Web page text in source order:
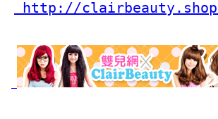
http://